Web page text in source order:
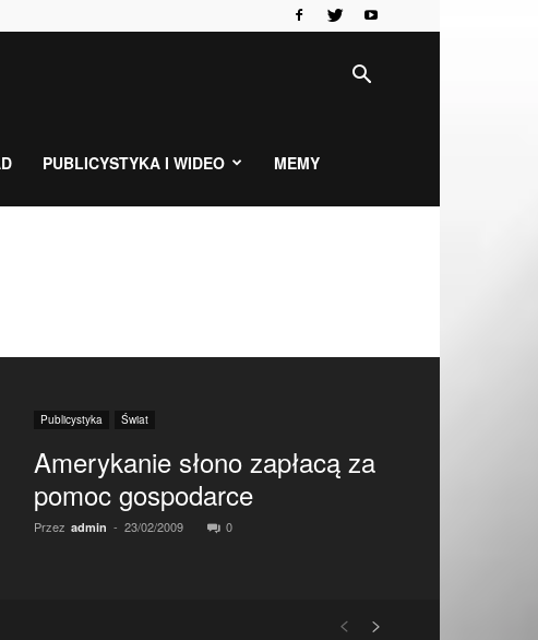
PUBLICYSTYKA I WIDEO MEMY
Publicystyka Świat
Amerykanie słono zapłacą za
pomoc gospodarce
Przez admin - 23/02/2009 0